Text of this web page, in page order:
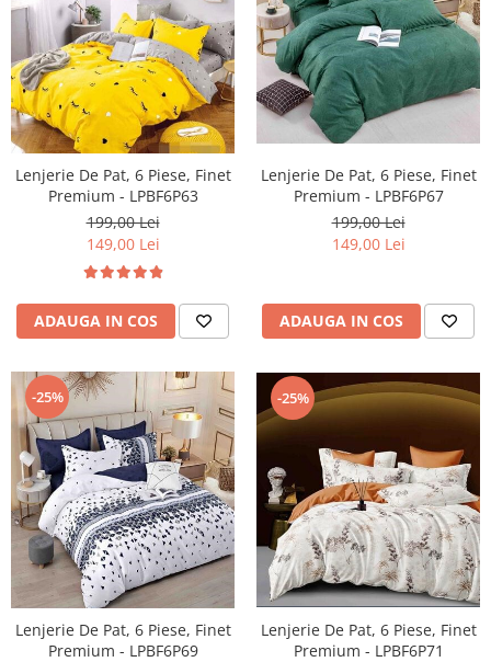
Lenjerie De Pat, 6 Piese, Finet
Premium - LPBF6P63
199,00 Lei
149,00 Lei
ADAUGA IN COS
Lenjerie De Pat, 6 Piese, Finet
Premium - LPBF6P67
199,00 Lei
149,00 Lei
ADAUGA IN COS
-25%
Lenjerie De Pat, 6 Piese, Finet
Premium - LPBF6P69
-25%
Lenjerie De Pat, 6 Piese, Finet
Premium - LPBF6P71